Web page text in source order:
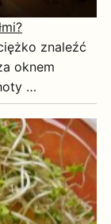
znaleźć
oknem
…